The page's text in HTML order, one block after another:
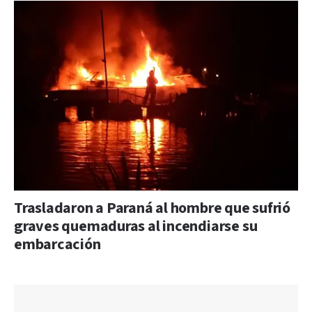
Trasladaron a Paraná al hombre que sufrió
graves quemaduras al incendiarse su
embarcación